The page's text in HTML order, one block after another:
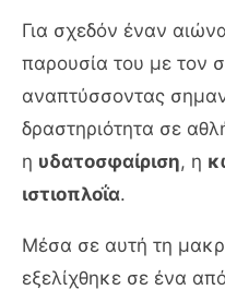
Για σχεδόν έναν
παρουσία του με τον
αναπτύσσοντας
δραστηριότητα σε
η υδατοσφαίριση, η
ιστιοπλοΐα.
Μέσα σε αυτή τη
εξελίχθηκε σε ένα